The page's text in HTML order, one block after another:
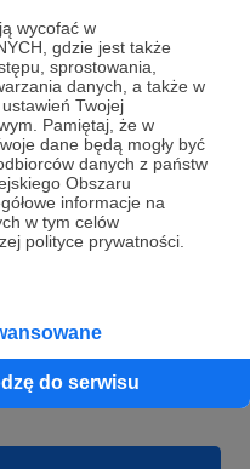
wycofać w
gdzie jest także
sprostowania,
danych, a także w
Twojej
Pamiętaj, że w
dane będą mogły być
danych z państw
Obszaru
informacje na
w tym celów
polityce prywatności.
do serwisu
Stowarzyszenie Dwie